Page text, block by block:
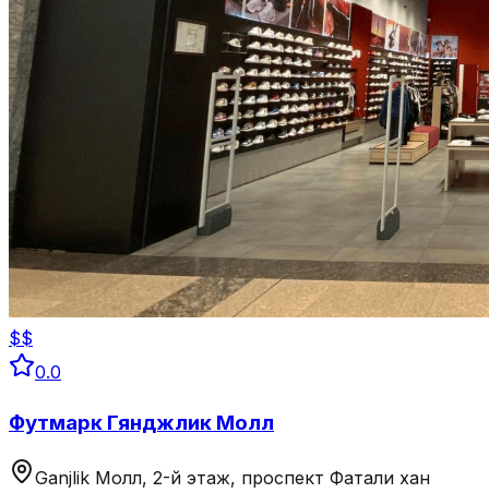
$$
0.0
Футмарк Гянджлик Молл
Ganjlik Молл, 2-й этаж, проспект Фатали хан